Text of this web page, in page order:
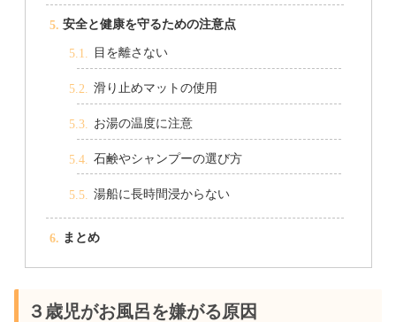
安全と健康を守るための注意点
目を離さない
滑り止めマットの使用
お湯の温度に注意
石鹸やシャンプーの選び方
湯船に長時間浸からない
まとめ
３歳児がお風呂を嫌がる原因